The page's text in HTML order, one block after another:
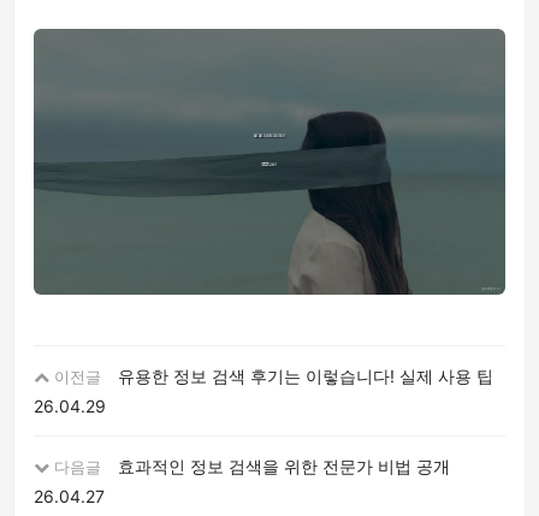
이전글
유용한 정보 검색 후기는 이렇습니다! 실제 사용 팁
26.04.29
다음글
효과적인 정보 검색을 위한 전문가 비법 공개
26.04.27